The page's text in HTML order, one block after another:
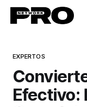
EXPERTOS
Efectivo: